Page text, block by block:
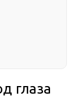
глаза